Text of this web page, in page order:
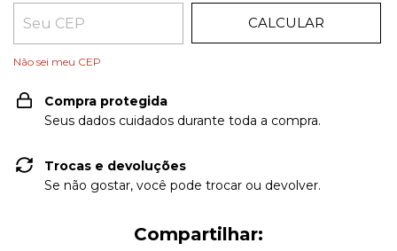
CALCULAR
Não sei meu CEP
Compra protegida
Seus dados cuidados durante toda a compra.
Trocas e devoluções
Se não gostar, você pode trocar ou devolver.
Compartilhar: